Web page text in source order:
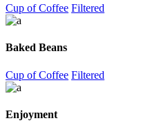
Cup of Coffee Filtered
Baked Beans
Cup of Coffee Filtered
Enjoyment